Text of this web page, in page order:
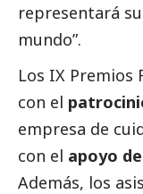
representará
mundo”.
Los IX Premios
con el
empresa de
con el apoyo de
Además, los